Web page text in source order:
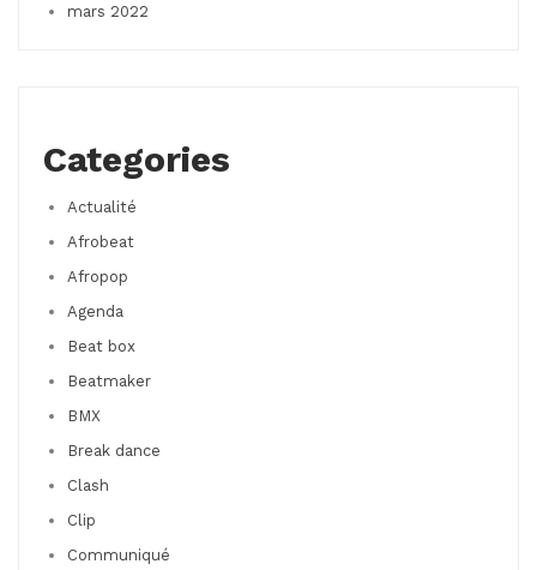
mars 2022
Categories
Actualité
Afrobeat
Afropop
Agenda
Beat box
Beatmaker
BMX
Break dance
Clash
Clip
Communiqué